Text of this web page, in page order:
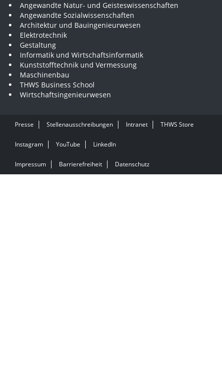
Angewandte Natur- und Geisteswissenschaften
Angewandte Sozialwissenschaften
Architektur und Bauingenieurwesen
Elektrotechnik
Gestaltung
Informatik und Wirtschaftsinformatik
Kunststofftechnik und Vermessung
Maschinenbau
THWS Business School
Wirtschaftsingenieurwesen
Presse Stellenausschreibungen Intranet THWS Store
Instagram YouTube LinkedIn
Impressum Barrierefreiheit Datenschutz